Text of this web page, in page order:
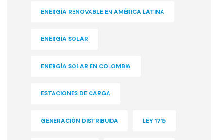
ENERGÍA RENOVABLE EN AMÉRICA LATINA
ENERGÍA SOLAR
ENERGÍA SOLAR EN COLOMBIA
ESTACIONES DE CARGA
GENERACIÓN DISTRIBUIDA LEY 1715